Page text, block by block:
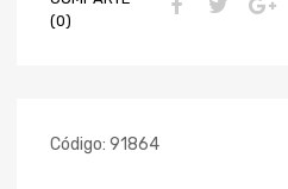
(0)
Código: 91864